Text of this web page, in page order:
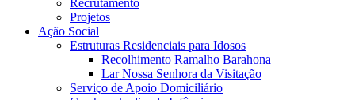
Recrutamento
Projetos
Ação Social
Estruturas Residenciais para Idosos
Recolhimento Ramalho Barahona
Lar Nossa Senhora da Visitação
Serviço de Apoio Domiciliário